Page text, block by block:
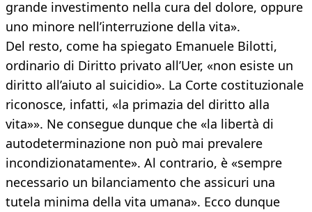
grande investimento nella cura del dolore, oppure
uno minore nell’interruzione della vita».
Del resto, come ha spiegato Emanuele Bilotti,
ordinario di Diritto privato all’Uer, «non esiste un
diritto all’aiuto al suicidio». La Corte costituzionale
riconosce, infatti, «la primazia del diritto alla
vita»». Ne consegue dunque che «la libertà di
autodeterminazione non può mai prevalere
incondizionatamente». Al contrario, è «sempre
necessario un bilanciamento che assicuri una
tutela minima della vita umana». Ecco dunque